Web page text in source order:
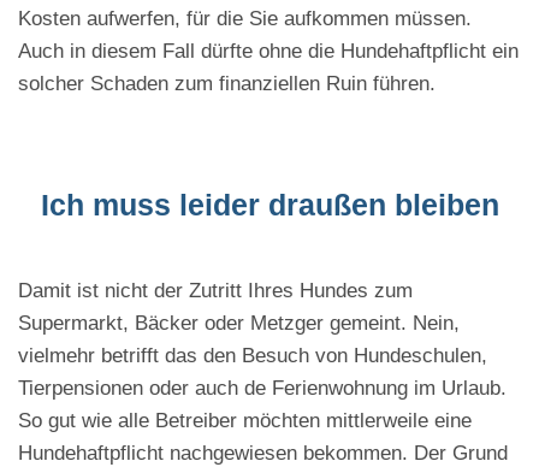
Kosten aufwerfen, für die Sie aufkommen müssen.
Auch in diesem Fall dürfte ohne die Hundehaftpflicht ein
solcher Schaden zum finanziellen Ruin führen.
Ich muss leider draußen bleiben
Damit ist nicht der Zutritt Ihres Hundes zum
Supermarkt, Bäcker oder Metzger gemeint. Nein,
vielmehr betrifft das den Besuch von Hundeschulen,
Tierpensionen oder auch de Ferienwohnung im Urlaub.
So gut wie alle Betreiber möchten mittlerweile eine
Hundehaftpflicht nachgewiesen bekommen. Der Grund